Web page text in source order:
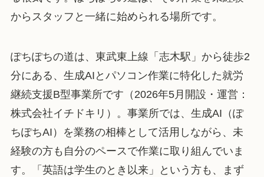
からスタッフと一緒に始められる場所です。
ぽちぽちの道は、東武東上線「志木駅」から徒歩2
分にある、生成AIとパソコン作業に特化した就労
継続支援B型事業所です（2026年5月開設・運営：
株式会社イチドキリ）。事業所では、生成AI（ぽ
ちぽちAI）を業務の相棒として活用しながら、未
経験の方も自分のペースで作業に取り組んでいま
す。「英語は学生のとき以来」という方も、まず